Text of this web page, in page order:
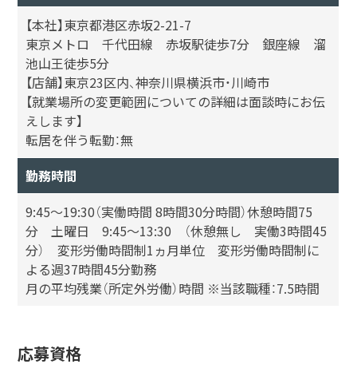
【本社】東京都港区赤坂2-21-7
東京メトロ 千代田線 赤坂駅徒歩7分 銀座線 溜
池山王徒歩5分
【店舗】東京23区内、神奈川県横浜市・川崎市
【就業場所の変更範囲についての詳細は面談時にお伝
えします】
転居を伴う転勤：無
勤務時間
9:45～19:30（実働時間 8時間30分時間）休憩時間75
分 土曜日 9:45～13:30 （休憩無し 実働3時間45
分） 変形労働時間制1ヵ月単位 変形労働時間制に
よる週37時間45分勤務
月の平均残業（所定外労働）時間 ※当該職種：7.5時間
応募資格